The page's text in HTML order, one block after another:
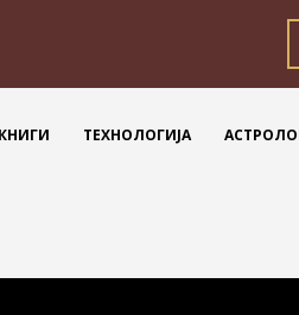
КНИГИ ТЕХНОЛОГИЈА